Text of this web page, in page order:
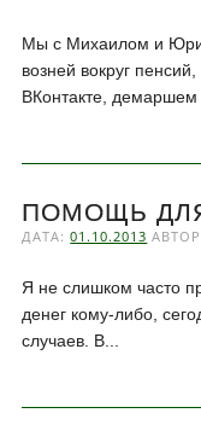
Мы с Михаилом и
возней вокруг
ВКонтакте,
ПОМОЩЬ
ДАТА:01.10.2013
Я не слишком часто
денег кому-либо,
случаев. В...